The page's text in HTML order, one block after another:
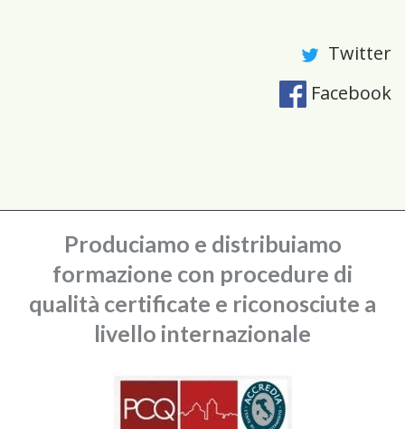
Twitter
Facebook
Produciamo e distribuiamo
formazione con procedure di
qualità certificate e riconosciute a
livello internazionale